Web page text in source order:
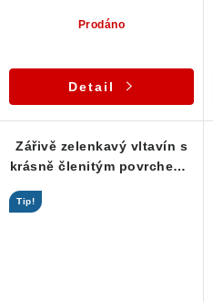
Prodáno
Detail
Zářivě zelenkavý vltavín s
krásně členitým povrchem -
Tip!